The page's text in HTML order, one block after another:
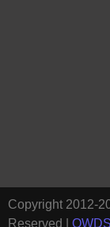
Copyright 2012-
Reserved | OWDS